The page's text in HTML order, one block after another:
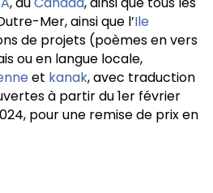
Mer, ainsi que l’Ile
de projets (poèmes en vers
ou en langue locale,
et kanak, avec traduction
à partir du 1er février
pour une remise de prix en